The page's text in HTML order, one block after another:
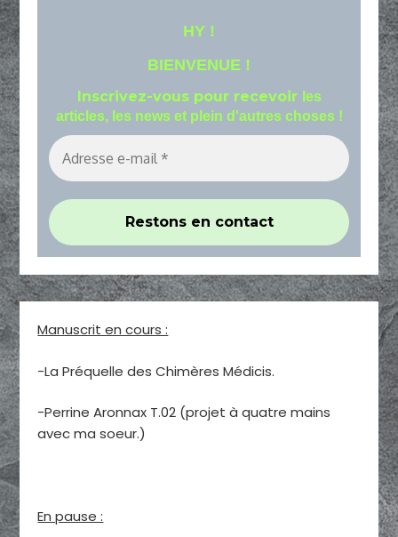
HY !
BIENVENUE !
Inscrivez-vous pour recevoir les
articles, les news et plein d'autres choses !
Manuscrit en cours :
-La Préquelle des Chimères Médicis.
-Perrine Aronnax T.02 (projet à quatre mains
avec ma soeur.)
En pause :